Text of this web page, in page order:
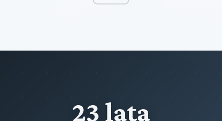
23 lata